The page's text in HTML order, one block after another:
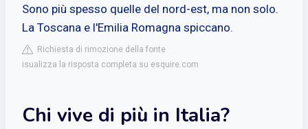
Sono più spesso quelle del nord-est, ma non solo.
La Toscana e l'Emilia Romagna spiccano.
Richiesta di rimozione della fonte
isualizza la risposta completa su esquire.com
Chi vive di più in Italia?